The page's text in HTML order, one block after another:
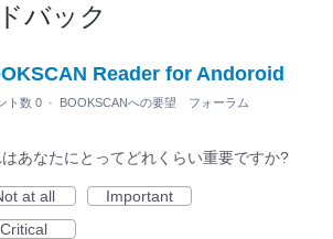
バック
Reader for Andoroid
ト数 0 · BOOKSCANへの要望 フォーラム
はあなたにとってどれくらい重要ですか?
at all
Important
Critical